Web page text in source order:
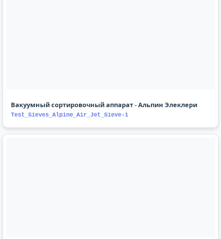
Вакуумный сортировочный аппарат - Альпин Элеклери
Test_Sieves_Alpine_Air_Jet_Sieve-1